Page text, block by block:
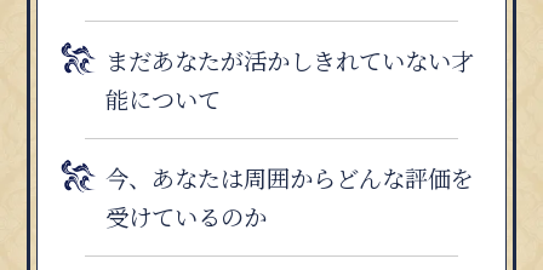
まだあなたが活かしきれていない才
能について
今、あなたは周囲からどんな評価を
受けているのか